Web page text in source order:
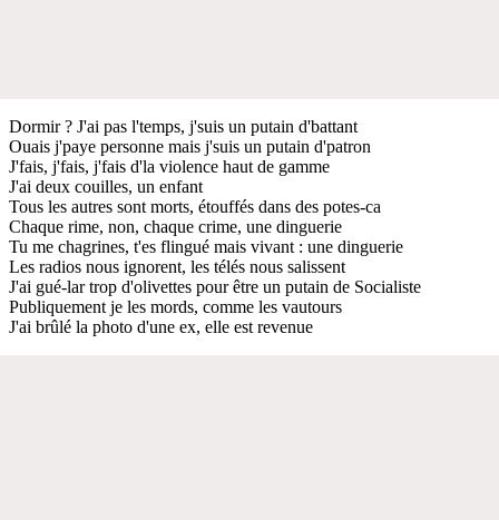
Dormir ? J'ai pas l'temps, j'suis un putain d'battant
Ouais j'paye personne mais j'suis un putain d'patron
J'fais, j'fais, j'fais d'la violence haut de gamme
J'ai deux couilles, un enfant
Tous les autres sont morts, étouffés dans des potes-ca
Chaque rime, non, chaque crime, une dinguerie
Tu me chagrines, t'es flingué mais vivant : une dinguerie
Les radios nous ignorent, les télés nous salissent
J'ai gué-lar trop d'olivettes pour être un putain de Socialiste
Publiquement je les mords, comme les vautours
J'ai brûlé la photo d'une ex, elle est revenue